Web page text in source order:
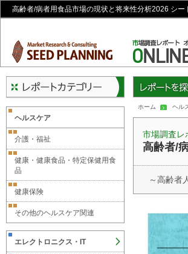
高齢者/病者用食品市場の現状と将来性分析2026 シ
ホーム ヘル
市場調査レ
高齢者/
～高齢者
ヘルスケア
介護・福祉
健康・健康食品・特定保健用食
品
健康保険
その他のヘルスケア関連
エレクトロニクス・IT